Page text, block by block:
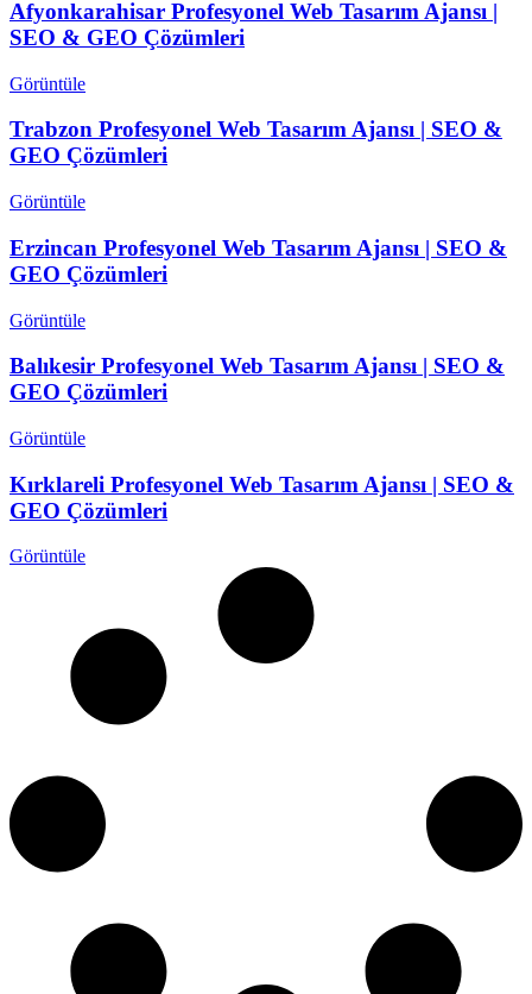
Afyonkarahisar Profesyonel Web Tasarım Ajansı |
SEO & GEO Çözümleri
Görüntüle
Trabzon Profesyonel Web Tasarım Ajansı | SEO &
GEO Çözümleri
Görüntüle
Erzincan Profesyonel Web Tasarım Ajansı | SEO &
GEO Çözümleri
Görüntüle
Balıkesir Profesyonel Web Tasarım Ajansı | SEO &
GEO Çözümleri
Görüntüle
Kırklareli Profesyonel Web Tasarım Ajansı | SEO &
GEO Çözümleri
Görüntüle